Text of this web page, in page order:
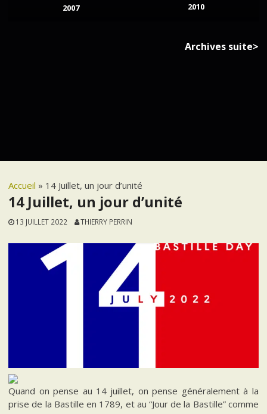
2007 2010
Archives suite>
Accueil » 14 Juillet, un jour d’unité
14 Juillet, un jour d’unité
13 JUILLET 2022 THIERRY PERRIN
Quand on pense au 14 juillet, on pense généralement à la
prise de la Bastille en 1789, et au “Jour de la Bastille” comme